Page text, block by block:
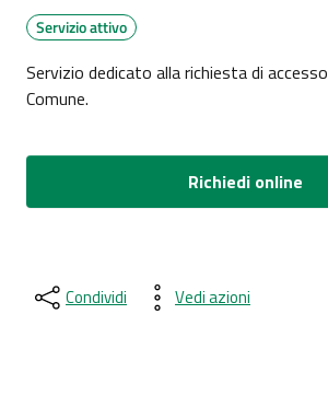
Servizio attivo
Servizio dedicato alla richiesta di
Comune.
Richiedi online
Condividi Vedi azioni